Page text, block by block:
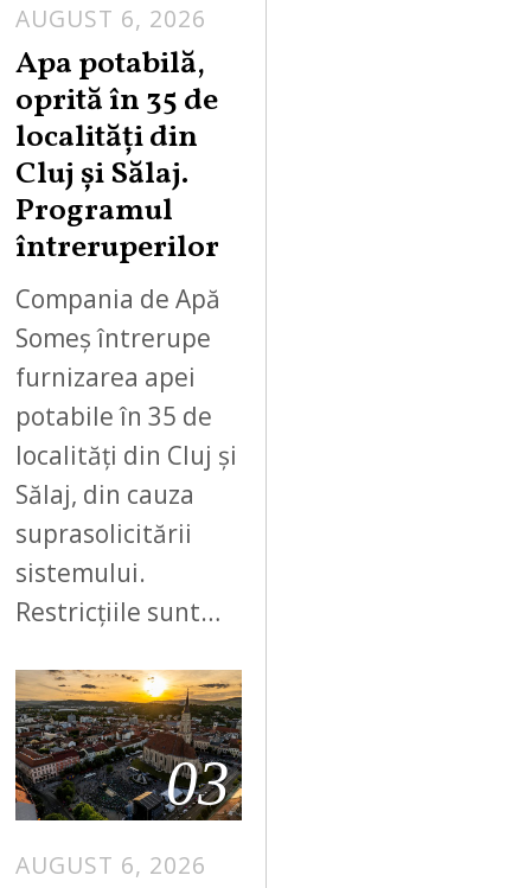
AUGUST 6, 2026
Apa potabilă,
oprită în 35 de
localități din
Cluj și Sălaj.
Programul
întreruperilor
Compania de Apă
Someș întrerupe
furnizarea apei
potabile în 35 de
localități din Cluj și
Sălaj, din cauza
suprasolicitării
sistemului.
Restricțiile sunt…
03
AUGUST 6, 2026